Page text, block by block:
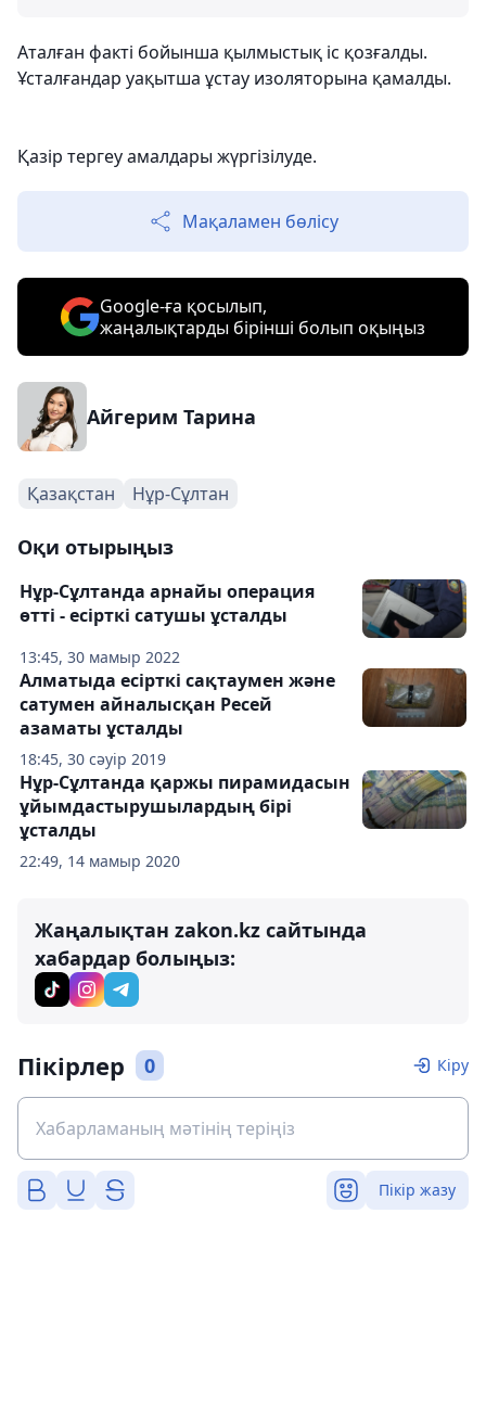
Аталған факті бойынша қылмыстық іс қозғалды.
Ұсталғандар уақытша ұстау изоляторына қамалды.
Қазір тергеу амалдары жүргізілуде.
Мақаламен бөлісу
Google-ға қосылып,
жаңалықтарды бірінші болып оқыңыз
Айгерим Тарина
Қазақстан Нұр-Сұлтан
Оқи отырыңыз
13:45, 30 мамыр 2022
Нұр-Сұлтанда арнайы операция
өтті - есірткі сатушы ұсталды
18:45, 30 сәуір 2019
Алматыда есірткі сақтаумен және
сатумен айналысқан Ресей
азаматы ұсталды
22:49, 14 мамыр 2020
Нұр-Сұлтанда қаржы пирамидасын
ұйымдастырушылардың бірі
ұсталды
Жаңалықтан zakon.kz сайтында
хабардар болыңыз:
Пікірлер 0 Кіру
Пікір жазу